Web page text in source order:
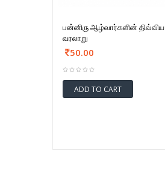
பன்னிரு ஆழ்வார்களின் திவ்விய
வரலாறு
50.00
ADD TO CART